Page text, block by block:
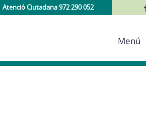
Atenció Ciutadana 972 290 052
Menú